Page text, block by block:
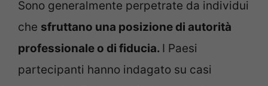
Sono generalmente perpetrate da individui
che sfruttano una posizione di autorità
professionale o di fiducia. I Paesi
partecipanti hanno indagato su casi